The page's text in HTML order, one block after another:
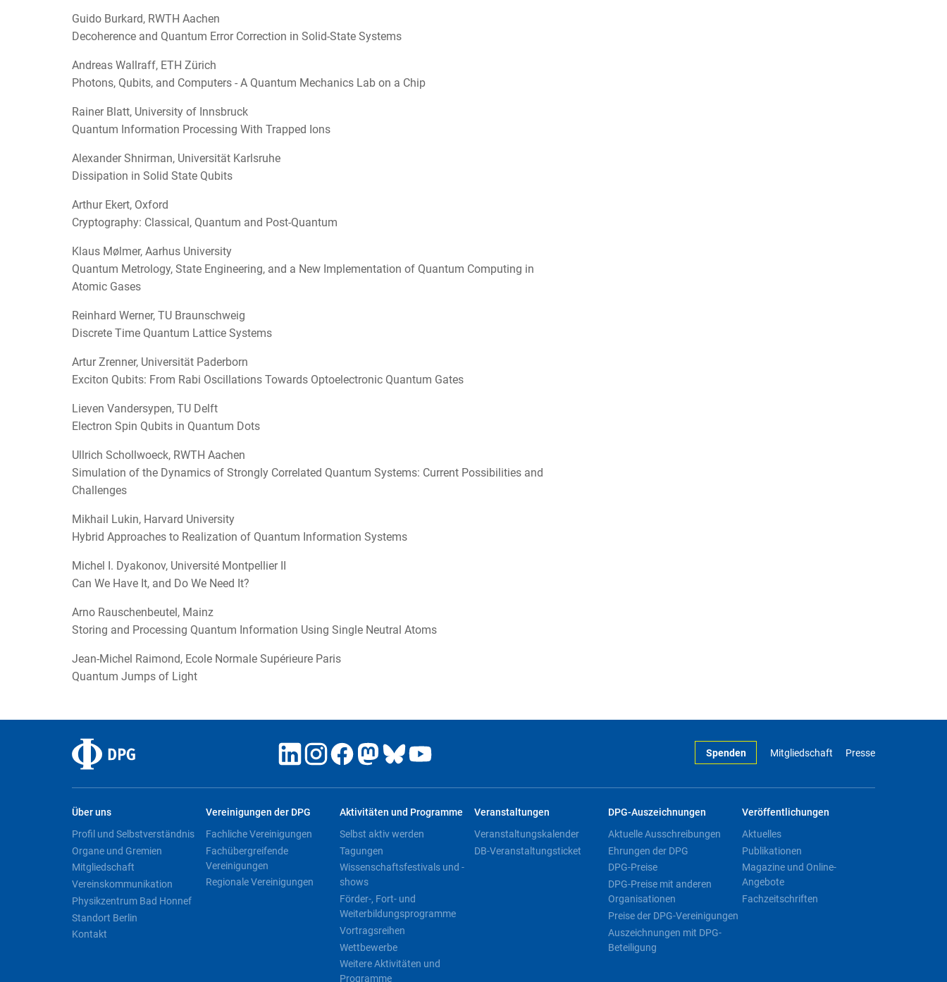
Guido Burkard, RWTH Aachen
Decoherence and Quantum Error Correction in Solid-State Systems
Andreas Wallraff, ETH Zürich
Photons, Qubits, and Computers - A Quantum Mechanics Lab on a Chip
Rainer Blatt, University of Innsbruck
Quantum Information Processing With Trapped Ions
Alexander Shnirman, Universität Karlsruhe
Dissipation in Solid State Qubits
Arthur Ekert, Oxford
Cryptography: Classical, Quantum and Post-Quantum
Klaus Mølmer, Aarhus University
Quantum Metrology, State Engineering, and a New Implementation of Quantum Computing in
Atomic Gases
Reinhard Werner, TU Braunschweig
Discrete Time Quantum Lattice Systems
Artur Zrenner, Universität Paderborn
Exciton Qubits: From Rabi Oscillations Towards Optoelectronic Quantum Gates
Lieven Vandersypen, TU Delft
Electron Spin Qubits in Quantum Dots
Ullrich Schollwoeck, RWTH Aachen
Simulation of the Dynamics of Strongly Correlated Quantum Systems: Current Possibilities and
Challenges
Mikhail Lukin, Harvard University
Hybrid Approaches to Realization of Quantum Information Systems
Michel I. Dyakonov, Université Montpellier II
Can We Have It, and Do We Need It?
Arno Rauschenbeutel, Mainz
Storing and Processing Quantum Information Using Single Neutral Atoms
Jean-Michel Raimond, Ecole Normale Supérieure Paris
Quantum Jumps of Light
Spenden Mitgliedschaft Presse
Über uns
Profil und Selbstverständnis
Organe und Gremien
Mitgliedschaft
Vereinskommunikation
Physikzentrum Bad Honnef
Standort Berlin
Kontakt
Vereinigungen der DPG
Fachliche Vereinigungen
Fachübergreifende
Vereinigungen
Regionale Vereinigungen
Aktivitäten und Programme
Selbst aktiv werden
Tagungen
Wissenschaftsfestivals und -
shows
Förder-, Fort- und
Weiterbildungsprogramme
Vortragsreihen
Wettbewerbe
Weitere Aktivitäten und
Programme
Veranstaltungen
Veranstaltungskalender
DB-Veranstaltungsticket
DPG-Auszeichnungen
Aktuelle Ausschreibungen
Ehrungen der DPG
DPG-Preise
DPG-Preise mit anderen
Organisationen
Preise der DPG-Vereinigungen
Auszeichnungen mit DPG-
Beteiligung
Veröffentlichungen
Aktuelles
Publikationen
Magazine und Online-
Angebote
Fachzeitschriften